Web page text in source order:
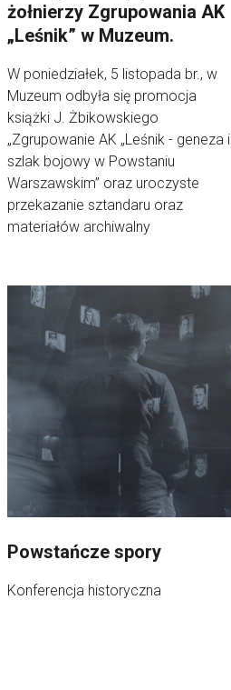
żołnierzy Zgrupowania AK
„Leśnik” w Muzeum.
W poniedziałek, 5 listopada br., w
Muzeum odbyła się promocja
książki J. Żbikowskiego
„Zgrupowanie AK „Leśnik - geneza i
szlak bojowy w Powstaniu
Warszawskim” oraz uroczyste
przekazanie sztandaru oraz
materiałów archiwalny
Powstańcze spory
Konferencja historyczna